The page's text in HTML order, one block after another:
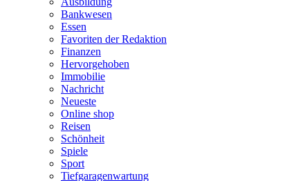
Bankwesen
Essen
Favoriten der Redaktion
Finanzen
Hervorgehoben
Immobilie
Nachricht
Neueste
Online shop
Reisen
Schönheit
Spiele
Sport
Tiefgaragenwartung